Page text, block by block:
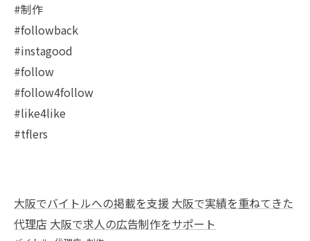
#制作
#followback
#instagood
#follow
#follow4follow
#like4like
#tflers
大阪でバイトルへの掲載を支援 大阪で実績を重ねてきた
代理店 大阪で求人の広告制作をサポート